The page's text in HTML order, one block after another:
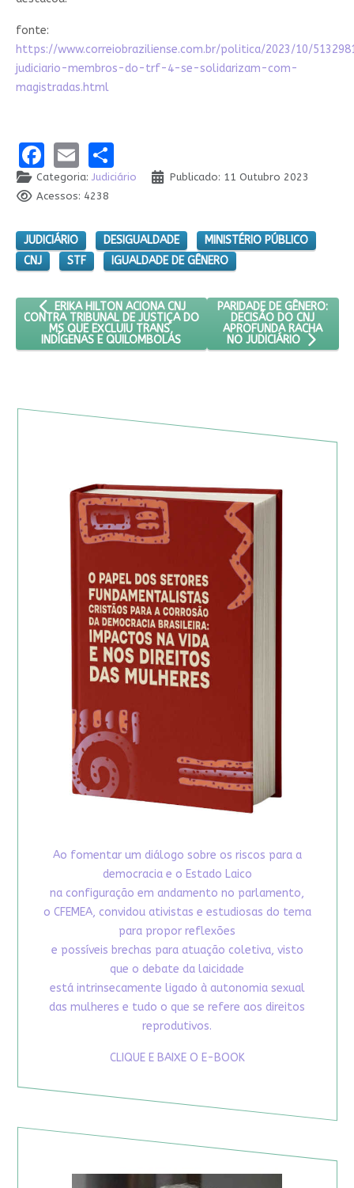
fonte:
https://www.correiobraziliense.com.br/politica/2023/10/
judiciario-membros-do-trf-4-se-solidarizam-com-
magistradas.html
Facebook
EmailShare
Categoria: Judiciário
Publicado: 11 Outubro 2023
Acessos: 4238
JUDICIÁRIO DESIGUALDADE
MINISTÉRIO PÚBLICO
CNJ
STF IGUALDADE DE GÊNERO
ARTIGO ANTERIOR: ERIKA HILTON ACIONA CNJ CONTRA
ERIKA HILTON ACIONA CNJ
CONTRA TRIBUNAL DE JUSTIÇA DO
MS QUE EXCLUIU TRANS,
INDÍGENAS E QUILOMBOLAS
PRÓXIMO ARTIGO:
PARIDADE DE GÊNERO:
DECISÃO DO CNJ
APROFUNDA RACHA
NO JUDICIÁRIO
Ao fomentar um diálogo sobre os riscos para a
democracia e o Estado Laico
na configuração em andamento no parlamento,
o CFEMEA, convidou ativistas e estudiosas do tema
para propor reflexões
e possíveis brechas para atuação coletiva, visto
que o debate da laicidade
está intrinsecamente ligado à autonomia sexual
das mulheres e tudo o que se refere aos direitos
reprodutivos.
CLIQUE E BAIXE O E-BOOK